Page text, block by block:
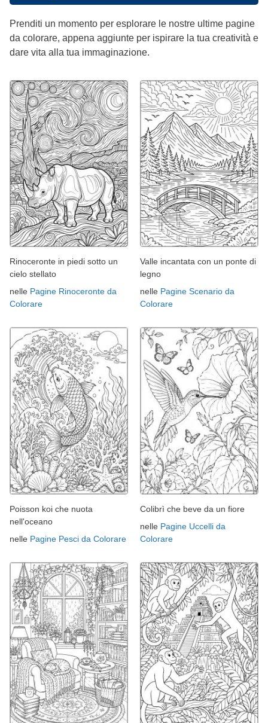
Prenditi un momento per esplorare le nostre ultime pagine
da colorare, appena aggiunte per ispirare la tua creatività e
dare vita alla tua immaginazione.
Rinoceronte in piedi sotto un
cielo stellato
nelle Pagine Rinoceronte da
Colorare
Valle incantata con un ponte di
legno
nelle Pagine Scenario da
Colorare
Poisson koi che nuota
nell'oceano
nelle Pagine Pesci da Colorare
Colibrì che beve da un fiore
nelle Pagine Uccelli da
Colorare